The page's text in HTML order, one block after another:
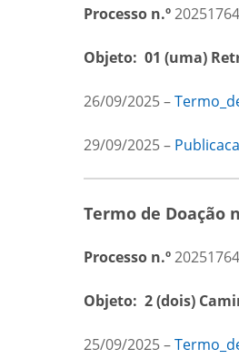
Processo n.º
Objeto: 01 (uma)
26/09/2025 –
29/09/2025 –
Termo de Doação
Processo n.º
Objeto: 2(dois)
25/09/2025 –